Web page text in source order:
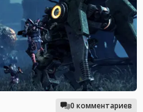
0 комментариев